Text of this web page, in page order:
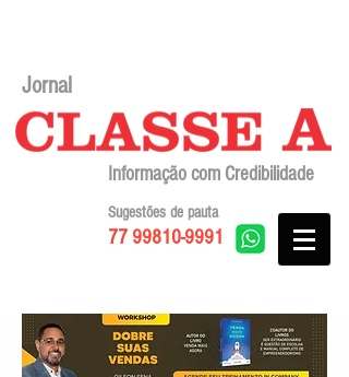
Jornal
Informação com Credibilidade
77 99810-9991
Sugestões de pauta